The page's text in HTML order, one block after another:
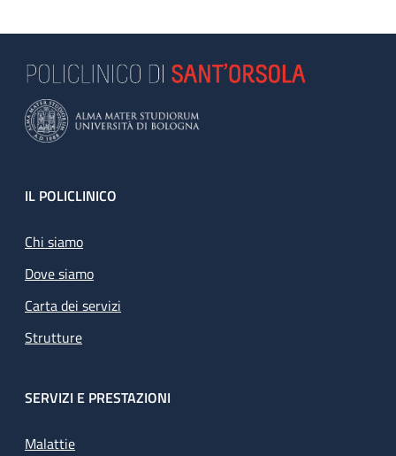
Footer
IL POLICLINICO
Chi siamo
Dove siamo
Carta dei servizi
Strutture
SERVIZI E PRESTAZIONI
Malattie